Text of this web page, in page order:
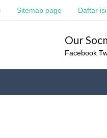
Sitemap page Daftar isi
Our
Facebook